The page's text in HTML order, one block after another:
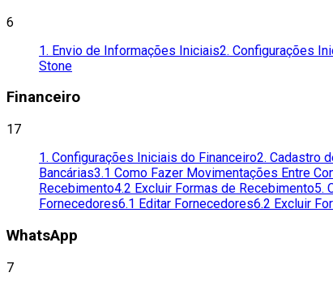
6
1. Envio de Informações Iniciais2. Configurações
Stone
Financeiro
17
1. Configurações Iniciais do Financeiro2. Cadastro
Bancárias3.1 Como Fazer Movimentações Entre
Recebimento4.2 Excluir Formas de Recebimento5.
Fornecedores6.1 Editar Fornecedores6.2 Excluir
WhatsApp
7